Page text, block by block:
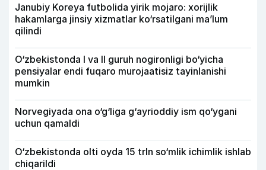
Janubiy Koreya futbolida yirik mojaro: xorijlik
hakamlarga jinsiy xizmatlar ko‘rsatilgani ma’lum
qilindi
O‘zbekistonda I va II guruh nogironligi bo‘yicha
pensiyalar endi fuqaro murojaatisiz tayinlanishi
mumkin
Norvegiyada ona o‘g‘liga g‘ayrioddiy ism qo‘ygani
uchun qamaldi
O‘zbekistonda olti oyda 15 trln so‘mlik ichimlik ishlab
chiqarildi